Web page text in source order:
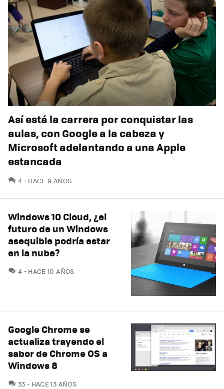
Así está la carrera por conquistar las
aulas, con Google a la cabeza y
Microsoft adelantando a una Apple
estancada
4 COMENTARIOS
HACE 9 AÑOS
Windows 10 Cloud, ¿el
futuro de un Windows
asequible podría estar
en la nube?
4 COMENTARIOS
HACE 10 AÑOS
Google Chrome se
actualiza trayendo el
sabor de Chrome OS a
Windows 8
33 COMENTARIOS
HACE 13 AÑOS